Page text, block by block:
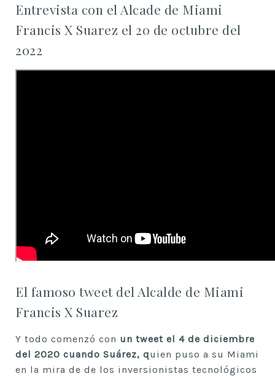
Entrevista con el Alcade de Miami
Francis X Suarez el 20 de octubre del
2022
El famoso tweet del Alcalde de Miami
Francis X Suarez
Y todo comenzó con un tweet el 4 de diciembre
del 2020 cuando Suárez, quien puso a su Miami
en la mira de de los inversionistas tecnológicos